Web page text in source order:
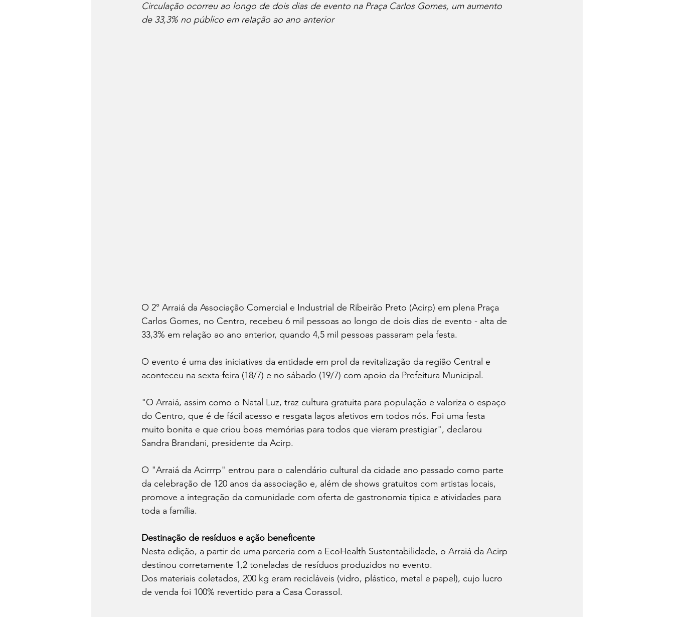
Notícias da semana Meio Ambiente
Circulação ocorreu ao longo de dois dias de evento na Praça Carlos Gomes, um aumento
de 33,3% no público em relação ao ano anterior
O 2° Arraiá da Associação Comercial e Industrial de Ribeirão Preto (Acirp) em plena Praça
Carlos Gomes, no Centro, recebeu 6 mil pessoas ao longo de dois dias de evento - alta de
33,3% em relação ao ano anterior, quando 4,5 mil pessoas passaram pela festa.
O evento é uma das iniciativas da entidade em prol da revitalização da região Central e
aconteceu na sexta-feira (18/7) e no sábado (19/7) com apoio da Prefeitura Municipal.
"O Arraiá, assim como o Natal Luz, traz cultura gratuita para população e valoriza o espaço
do Centro, que é de fácil acesso e resgata laços afetivos em todos nós. Foi uma festa
muito bonita e que criou boas memórias para todos que vieram prestigiar", declarou
Sandra Brandani, presidente da Acirp.
O "Arraiá da Acirrrp" entrou para o calendário cultural da cidade ano passado como parte
da celebração de 120 anos da associação e, além de shows gratuitos com artistas locais,
promove a integração da comunidade com oferta de gastronomia típica e atividades para
toda a família.
Destinação de resíduos e ação beneficente
Nesta edição, a partir de uma parceria com a EcoHealth Sustentabilidade, o Arraiá da Acirp
destinou corretamente 1,2 toneladas de resíduos produzidos no evento.
Dos materiais coletados, 200 kg eram recicláveis (vidro, plástico, metal e papel), cujo lucro
de venda foi 100% revertido para a Casa Corassol.